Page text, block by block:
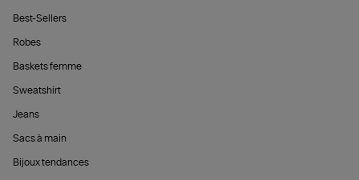
Best-Sellers
Robes
Baskets femme
Sweatshirt
Jeans
Sacs à main
Bijoux tendances